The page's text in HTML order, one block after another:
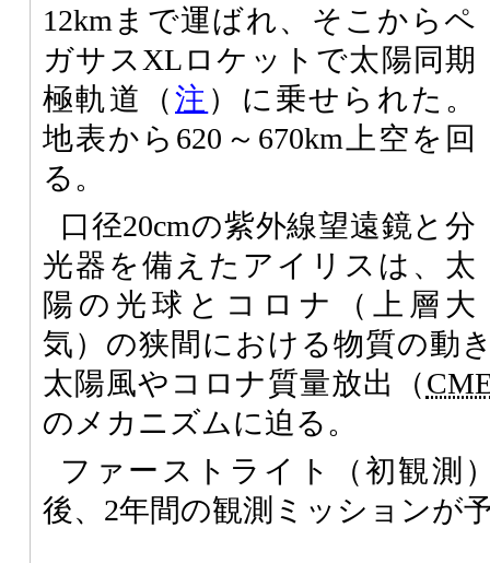
12kmまで運ばれ、そこからペ
ガサスXLロケットで太陽同期
極軌道（注 ）に乗せられた。
地表から620～670km上空を回
る。
口径20cmの紫外線望遠鏡と分
光器を備えたアイリスは、太
陽の光球とコロナ（上層大
気）の狭間における物質の動
太陽風やコロナ質量放出（
のメカニズムに迫る。
ファーストライト（初観測
後、2年間の観測ミッションが